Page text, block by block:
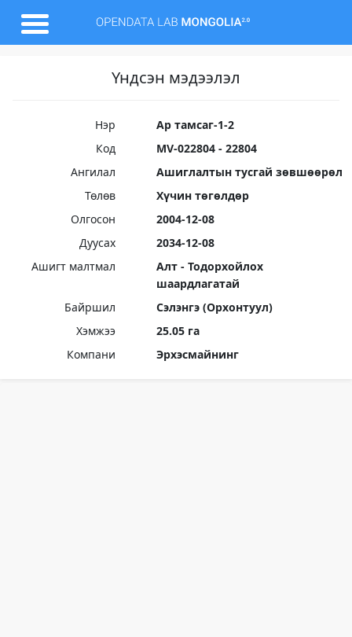
Үндсэн мэдээлэл
Нэр
Ар тамсаг-1-2
Код
MV-022804 - 22804
Ангилал
Ашиглалтын тусгай зөвшөөрөл
Төлөв
Хүчин төгөлдөр
Олгосон
2004-12-08
Дуусах
2034-12-08
Ашигт малтмал
Алт - Тодорхойлох
шаардлагатай
Байршил
Сэлэнгэ (Орхонтуул)
Хэмжээ
25.05 га
Компани
Эрхэсмайнинг